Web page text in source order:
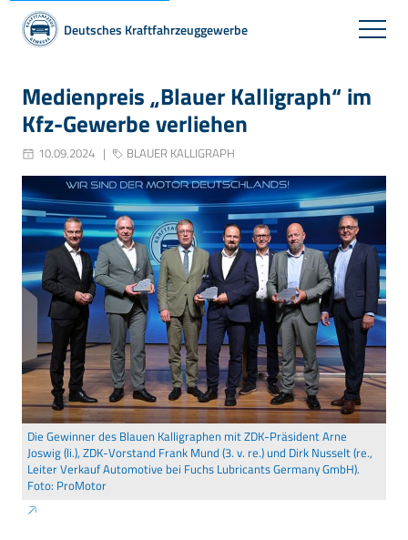
Deutsches Kraftfahrzeuggewerbe
Medienpreis „Blauer Kalligraph“ im
Kfz-Gewerbe verliehen
10.09.2024 BLAUER KALLIGRAPH
Die Gewinner des Blauen Kalligraphen mit ZDK-Präsident Arne
Joswig (li.), ZDK-Vorstand Frank Mund (3. v. re.) und Dirk Nusselt (re.,
Leiter Verkauf Automotive bei Fuchs Lubricants Germany GmbH).
Foto: ProMotor